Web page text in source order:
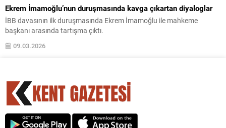
Ekrem İmamoğlu’nun duruşmasında kavga çıkartan diyaloglar
İBB davasının ilk duruşmasında Ekrem İmamoğlu ile mahkeme
başkanı arasında tartışma çıktı.
09.03.2026